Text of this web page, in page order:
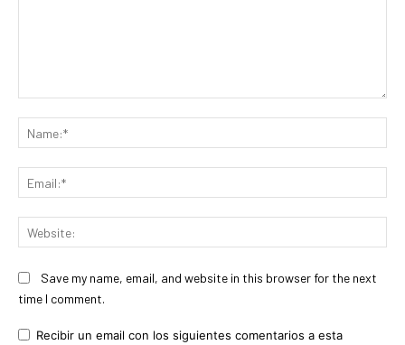
Save my name, email, and website in this browser for the next
time I comment.
Recibir un email con los siguientes comentarios a esta